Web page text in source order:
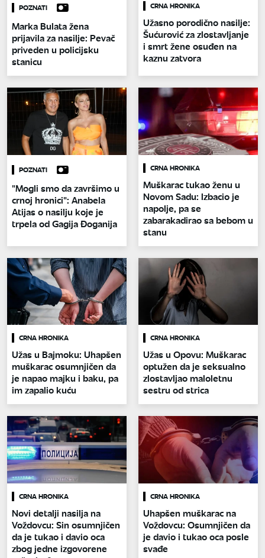
POZNATI
Marka Bulata žena
prijavila za nasilje: Pevač
priveden u policijsku
stanicu
CRNA HRONIKA
Užasno porodično nasilje:
Šućurović za zlostavljanje
i smrt žene osuđen na
kaznu zatvora
POZNATI
"Mogli smo da završimo u
crnoj hronici": Anabela
Atijas o nasilju koje je
trpela od Gagija Đoganija
CRNA HRONIKA
Muškarac tukao ženu u
Novom Sadu: Izbacio je
napolje, pa se
zabarakadirao sa bebom u
stanu
CRNA HRONIKA
Užas u Bajmoku: Uhapšen
muškarac osumnjičen da
je napao majku i baku, pa
im zapalio kuću
CRNA HRONIKA
Užas u Opovu: Muškarac
optužen da je seksualno
zlostavljao maloletnu
sestru od strica
CRNA HRONIKA
Novi detalji nasilja na
Voždovcu: Sin osumnjičen
da je tukao i davio oca
zbog jedne izgovorene
CRNA HRONIKA
Uhapšen muškarac na
Voždovcu: Osumnjičen da
je davio i tukao oca posle
svađe